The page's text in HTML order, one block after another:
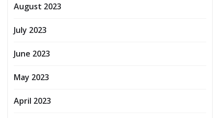
August 2023
July 2023
June 2023
May 2023
April 2023